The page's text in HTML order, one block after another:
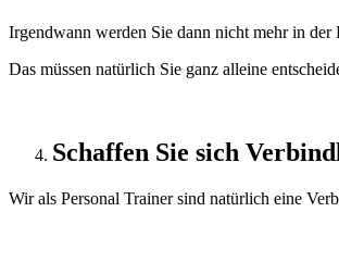
Irgendwann werden Sie dann nicht mehr in
Das müssen natürlich Sie ganz alleine
Schaffen Sie sich
Wir als Personal Trainer sind natürlich eine